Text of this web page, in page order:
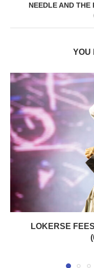
NEEDLE AND
YOU
LOKERSE